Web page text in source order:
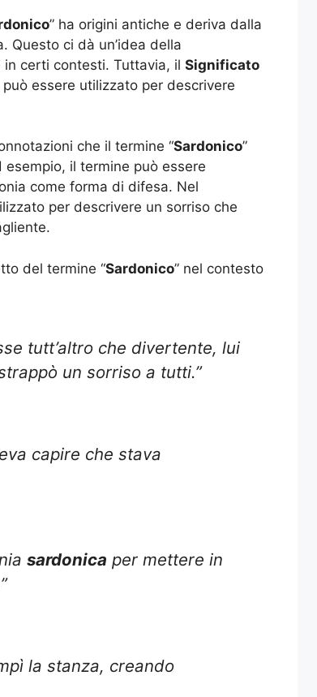
” ha origini antiche e deriva dalla
Questo ci dà un’idea della
certi contesti. Tuttavia, il Significato
essere utilizzato per descrivere
che il termine “Sardonico”
il termine può essere
come forma di difesa. Nel
per descrivere un sorriso che
del termine “Sardonico” nel contesto
tutt’altro che divertente, lui
un sorriso a tutti.”
capire che stava
sardonica per mettere in
la stanza, creando